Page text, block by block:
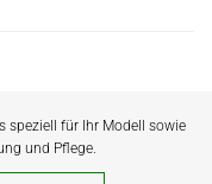
speziell für Ihr Modell sowie
und Pflege.